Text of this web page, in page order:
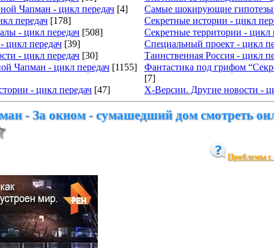
Чапман - цикл передач [4]
Самые шокирующие гипотезы
передач [178]
Секретные истории - цикл
- цикл передач [508]
Секретные территории - цикл
цикл передач [39]
Специальный проект - цикл
- цикл передач [30]
Таинственная Россия - цикл
Чапман - цикл передач [1155]
Фантастика под грифом
[7]
- цикл передач [47] Х-Версии. Другие новости -
- За окном - сумашедший дом смотреть
Проблемы с